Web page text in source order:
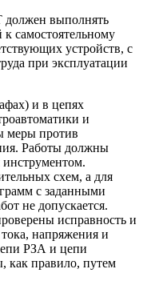
должен выполнять
самостоятельному
устройств, с
при эксплуатации
и в цепях
и
меры против
Работы должны
схем, а для
с заданными
не допускается.
исправность и
напряжения и
РЗА и цепи
как правило, путем